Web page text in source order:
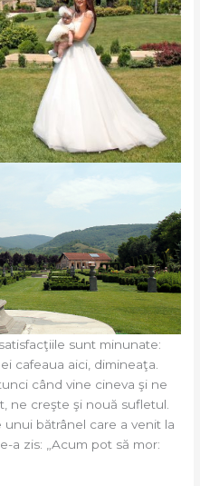
sunt minunate:
cafeaua aici, dimineaţa.
când vine cineva şi ne
ne creşte şi nouă sufletul.
bătrânel care a venit la
a zis: „Acum pot să mor: